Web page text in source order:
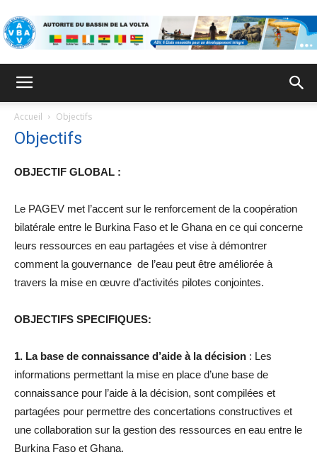
Accueil Objectifs
Objectifs
OBJECTIF GLOBAL :
Le PAGEV met l’accent sur le renforcement de la coopération
bilatérale entre le Burkina Faso et le Ghana en ce qui concerne
leurs ressources en eau partagées et vise à démontrer
comment la gouvernance de l’eau peut être améliorée à
travers la mise en œuvre d’activités pilotes conjointes.
OBJECTIFS SPECIFIQUES:
1. La base de connaissance d’aide à la décision : Les
informations permettant la mise en place d’une base de
connaissance pour l’aide à la décision, sont compilées et
partagées pour permettre des concertations constructives et
une collaboration sur la gestion des ressources en eau entre le
Burkina Faso et Ghana.